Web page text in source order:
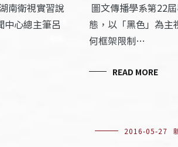
南衛視實習說
中心總主筆呂
圖文傳播學系第22
態，以「黑色」為主
何框架限制…
READ MORE
2016-05-27